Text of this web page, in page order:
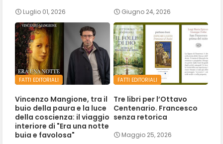
Luglio 01, 2026 Giugno 24, 2026
FATTI EDITORIALI
Vincenzo Mangione, tra il
buio della paura e la luce
della coscienza: il viaggio
interiore di "Era una notte
buia e favolosa"
FATTI EDITORIALI
Tre libri per l’Ottavo
Centenario. Francesco
senza retorica
Maggio 25, 2026